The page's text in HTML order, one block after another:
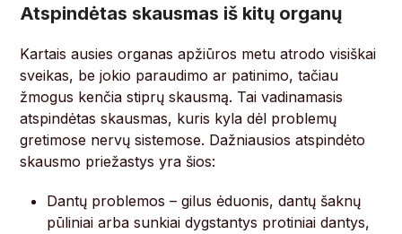
Atspindėtas skausmas iš kitų organų
Kartais ausies organas apžiūros metu atrodo visiškai
sveikas, be jokio paraudimo ar patinimo, tačiau
žmogus kenčia stiprų skausmą. Tai vadinamasis
atspindėtas skausmas, kuris kyla dėl problemų
gretimose nervų sistemose. Dažniausios atspindėto
skausmo priežastys yra šios:
Dantų problemos – gilus ėduonis, dantų šaknų
pūliniai arba sunkiai dygstantys protiniai dantys,